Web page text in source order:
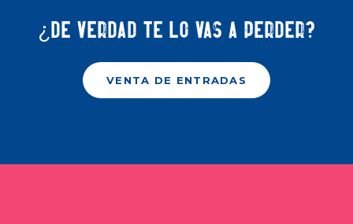
¿De verdad te lo vas a perder?
VENTA DE ENTRADAS